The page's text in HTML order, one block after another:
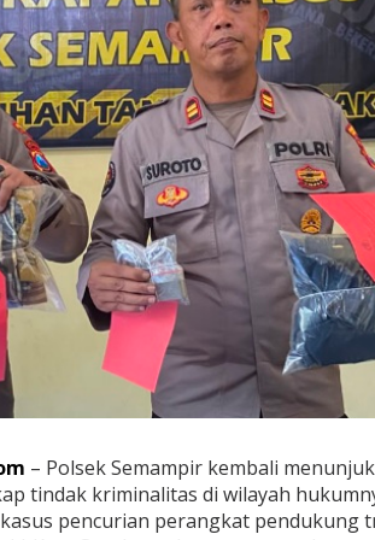
– Polsek Semampir kembali
tindak kriminalitas di wilayah
pencurian perangkat pendukung